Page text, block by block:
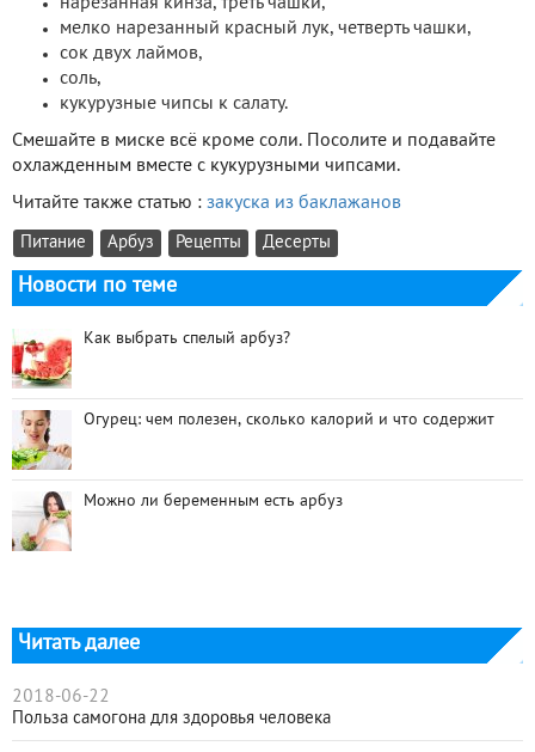
нарезанная кинза, треть чашки,
мелко нарезанный красный лук, четверть чашки,
сок двух лаймов,
соль,
кукурузные чипсы к салату.
Смешайте в миске всё кроме соли. Посолите и подавайте
охлажденным вместе с кукурузными чипсами.
Читайте также статью : закуска из баклажанов
Питание Арбуз Рецепты Десерты
Новости по теме
Как выбрать спелый арбуз?
Огурец: чем полезен, сколько калорий и что содержит
Можно ли беременным есть арбуз
Читать далее
2018-06-22
Польза самогона для здоровья человека